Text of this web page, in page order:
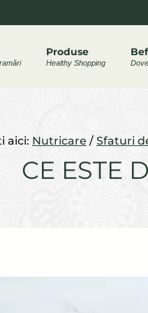
Produse
Healthy Shopping
aici: Nutricare / Sfaturi
CE ESTE